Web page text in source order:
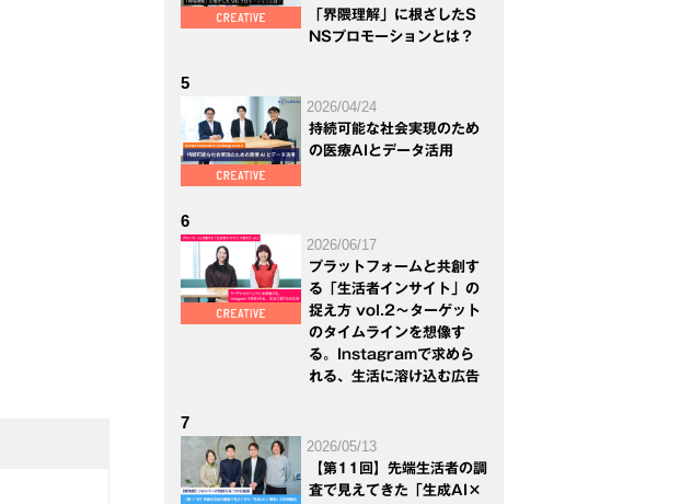
「界隈理解」に根ざしたS
NSプロモーションとは？
5
2026/04/24
持続可能な社会実現のため
の医療AIとデータ活用
6
2026/06/17
プラットフォームと共創す
る「生活者インサイト」の
捉え方 vol.2～ターゲット
のタイムラインを想像す
る。Instagramで求めら
れる、生活に溶け込む広告
7
2026/05/13
【第11回】先端生活者の調
査で見えてきた「生成AI×